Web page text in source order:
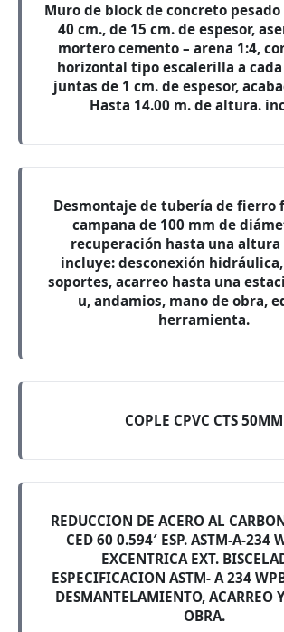
Muro de block de concreto pesado
40 cm., de 15 cm. de espesor,
mortero cemento – arena 1:4,
horizontal tipo escalerilla a
juntas de 1 cm. de espesor,
Hasta 14.00 m. de altura.
Desmontaje de tubería de fierro
campana de 100 mm de
recuperación hasta una altura
incluye: desconexión
soportes, acarreo hasta una
u, andamios, mano de obra,
herramienta.
COPLE CPVC CTS 50MM
REDUCCION DE ACERO AL
CED 60 0.594′ ESP. ASTM-A-234
EXCENTRICA EXT.
ESPECIFICACION ASTM- A 234
DESMANTELAMIENTO, ACARREO
OBRA.